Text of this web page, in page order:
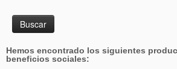
Hemos encontrado los siguientes
beneficios sociales: